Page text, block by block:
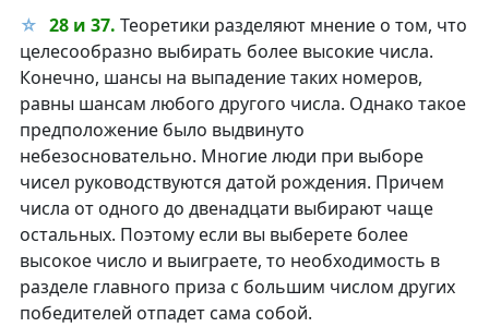
28 и 37. Теоретики разделяют мнение о том, что
целесообразно выбирать более высокие числа.
Конечно, шансы на выпадение таких номеров,
равны шансам любого другого числа. Однако такое
предположение было выдвинуто
небезосновательно. Многие люди при выборе
чисел руководствуются датой рождения. Причем
числа от одного до двенадцати выбирают чаще
остальных. Поэтому если вы выберете более
высокое число и выиграете, то необходимость в
разделе главного приза с большим числом других
победителей отпадет сама собой.